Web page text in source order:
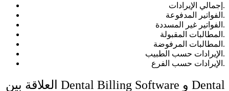
إجمالي الإيرادات.
الفواتير المدفوعة.
الفواتير غير المسددة.
المطالبات المقبولة.
المطالبات المرفوضة.
الإيرادات حسب الطبيب.
الإيرادات حسب الفرع.
العلاقة بين Dental Billing Software و Dental